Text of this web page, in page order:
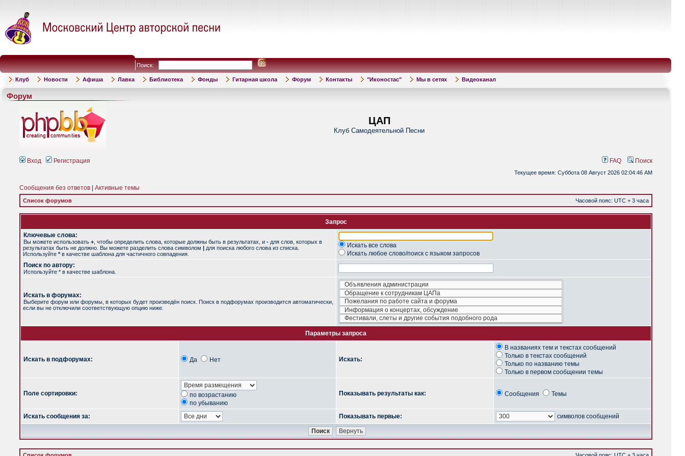
Поиск:
Клуб Новости Афиша Лавка Библиотека Фонды Гитарная школа Форум Контакты "Иконостас" Мы в сетях Видеоканал
Форум
ЦАП
Клуб Самодеятельной Песни
Вход Регистрация FAQ Поиск
Текущее время: Суббота 08 Август 2026 02:04:46 AM
Сообщения без ответов Активные темы
Список форумов Часовой пояс: UTC + 3 часа
Запрос
Ключевые слова:
Вы можете использовать + , чтобы определить слова, которые должны быть в результатах, и - для слов, которых в
результатах быть не должно. Вы можете разделить слова символом | для поиска любого слова из списка.
Используйте *в качестве шаблона для частичного совпадения.
Искать все слова
Искать любое слово/поиск с языком запросов
Поиск по автору:
Используйте * в качестве шаблона.
Искать в форумах:
Выберите форум или форумы, в которых будет произведён поиск. Поиск в подфорумах производится автоматически,
если вы не отключили соответствующую опцию ниже.
Параметры запроса
Искать в подфорумах: Да Нет Искать:
В названиях тем и текстах сообщений
Только в текстах сообщений
Только по названию темы
Только в первом сообщении темы
Поле сортировки:
по возрастанию
по убыванию
Показывать результаты как: Сообщения Темы
Искать сообщения за: Показывать первые: символов сообщений